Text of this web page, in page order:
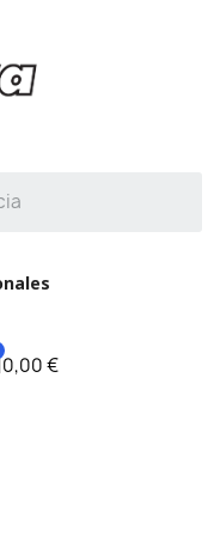
0,00 €